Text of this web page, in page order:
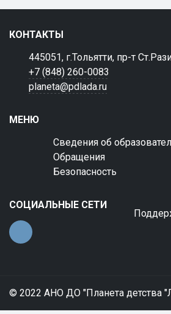
КОНТАКТЫ
445051, г.Тольятти, пр-т
+7 (848) 260-0083
planeta@pdlada.ru
МЕНЮ
Сведения об
Обращения
Безопасность
СОЦИАЛЬНЫЕ СЕТИ
© 2022 АНО ДО "Планета детства